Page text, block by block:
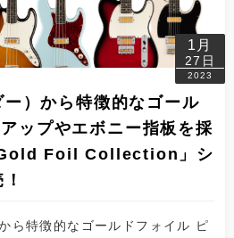
1月
27日
2023
）から特徴的なゴール
ップやエボニー指板を採
Gold Foil Collection」シ
ら特徴的なゴールドフォイル ピ